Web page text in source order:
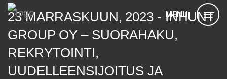
MENU
23 MARRASKUUN, 2023 - INHUNT
GROUP OY – SUORAHAKU,
REKRYTOINTI,
UUDELLEENSIJOITUS JA